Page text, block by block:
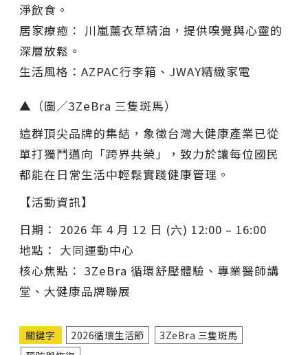
淨飲食。
居家療癒： 川嵐薰衣草精油，提供嗅覺與心靈的
深層放鬆。
生活風格：AZPAC行李箱、JWAY精緻家電
▲（圖／3ZeBra 三隻斑馬）
這群頂尖品牌的集結，象徵台灣大健康產業已從
單打獨鬥邁向「跨界共榮」，致力於讓每位國民
都能在日常生活中輕鬆實踐健康管理。
【活動資訊】
日期： 2026 年 4 月 12 日 (六) 12:00 – 16:00
地點： 大同運動中心
核心焦點： 3ZeBra 循環舒壓體驗、專業醫師講
堂、大健康品牌聯展
關鍵字 2026循環生活節
3ZeBra 三隻斑馬